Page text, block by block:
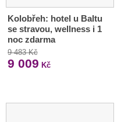
Kolobřeh: hotel u Baltu
se stravou, wellness i 1
noc zdarma
9 483 Kč
9 009 Kč